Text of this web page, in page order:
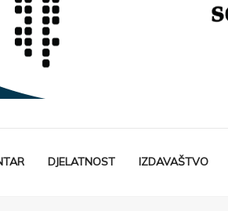
DJELATNOST IZDAVAŠTVO